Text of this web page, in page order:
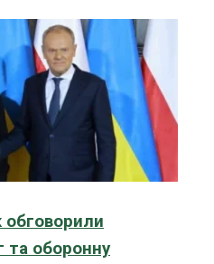
обговорили
та оборонну